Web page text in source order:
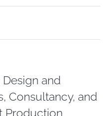
Design and
Consultancy, and
Production